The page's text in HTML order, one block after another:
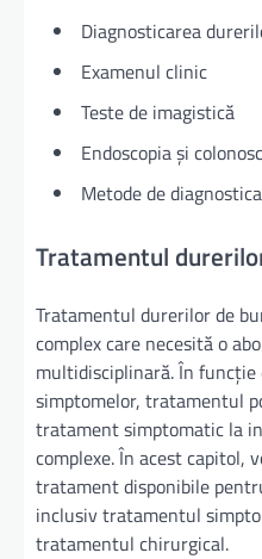
Diagnosticarea
Examenul clinic
Teste de imagistică
Endoscopia și
Metode de
Tratamentul
Tratamentul durerilor de
complex care necesită o
multidisciplinară. În funcție
simptomelor, tratamentul
tratament simptomatic la
complexe. În acest capitol,
tratament disponibile
inclusiv tratamentul
tratamentul chirurgical.